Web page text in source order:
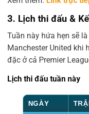
3. Lịch thi đấu &
Tuần này hứa hẹn sẽ
Manchester United khi
đặc ở cả Premier
Lịch thi đấu tuần này
NGÀY